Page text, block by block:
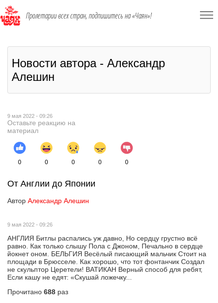
Пролетарии всех стран, подпишитесь на «Чаян»!
Новости автора - Александр
Алешин
9 мая 2022 - 09:26
Оставьте реакцию на
материал
0 0 0 0 0
От Англии до Японии
Автор Александр Алешин
9 мая 2022 - 09:26
АНГЛИЯ Битлы распались уж давно, Но сердцу грустно всё
равно. Как только слышу Пола с Джоном, Печально в сердце
йокнет оном. БЕЛЬГИЯ Весёлый писающий мальчик Стоит на
площади в Брюсселе. Как хорошо, что тот фонтанчик Создал
не скульптор Церетели! ВАТИКАН Верный способ для ребят,
Если кашу не едят: «Скушай ложечку...
Прочитано 688 раз